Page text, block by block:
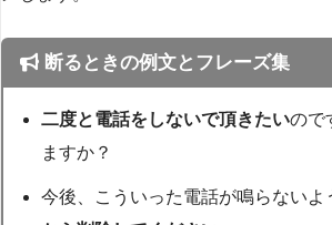
断るときの例文とフレーズ集
二度と電話をしないで頂きたいので
ますか？
今後、こういった電話が鳴らないよ